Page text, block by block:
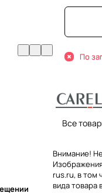
По
Все
Внимание!
rus.ru, в том
вида товара